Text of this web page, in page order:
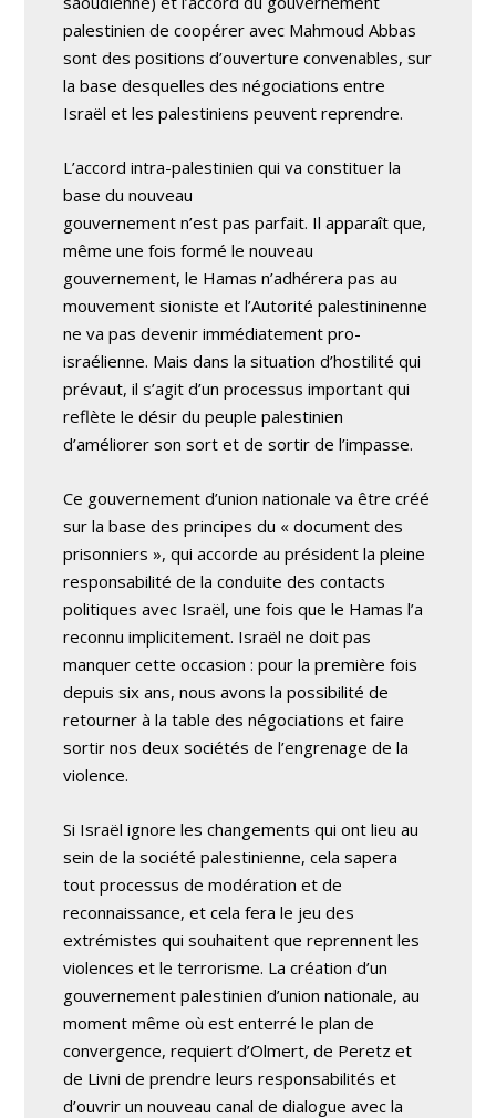
palestinien de coopérer avec Mahmoud Abbas
sont des positions d’ouverture convenables, sur
la base desquelles des négociations entre
Israël et les palestiniens peuvent reprendre.
L’accord intra-palestinien qui va constituer la
base du nouveau
gouvernement n’est pas parfait. Il apparaît que,
même une fois formé le nouveau
gouvernement, le Hamas n’adhérera pas au
mouvement sioniste et l’Autorité palestininenne
ne va pas devenir immédiatement pro-
israélienne. Mais dans la situation d’hostilité qui
prévaut, il s’agit d’un processus important qui
reflète le désir du peuple palestinien
d’améliorer son sort et de sortir de l’impasse.
Ce gouvernement d’union nationale va être créé
sur la base des principes du « document des
prisonniers », qui accorde au président la pleine
responsabilité de la conduite des contacts
politiques avec Israël, une fois que le Hamas l’a
reconnu implicitement. Israël ne doit pas
manquer cette occasion : pour la première fois
depuis six ans, nous avons la possibilité de
retourner à la table des négociations et faire
sortir nos deux sociétés de l’engrenage de la
violence.
Si Israël ignore les changements qui ont lieu au
sein de la société palestinienne, cela sapera
tout processus de modération et de
reconnaissance, et cela fera le jeu des
extrémistes qui souhaitent que reprennent les
violences et le terrorisme. La création d’un
gouvernement palestinien d’union nationale, au
moment même où est enterré le plan de
convergence, requiert d’Olmert, de Peretz et
de Livni de prendre leurs responsabilités et
d’ouvrir un nouveau canal de dialogue avec la